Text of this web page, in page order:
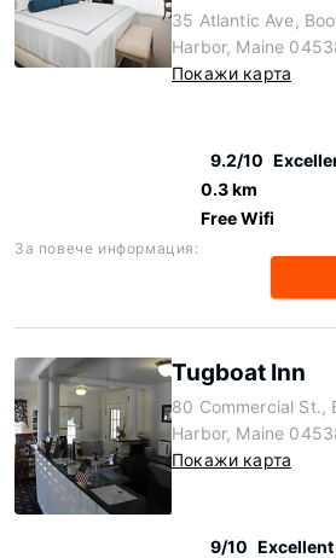
35 Atlantic Ave,
Harbor, Maine
Покажи карта
9.2/10
0.3 km
Free Wifi
За повече информация:
Tugboat Inn
80 Commercial St.,
Harbor, Maine
Покажи карта
9/10 Excellent